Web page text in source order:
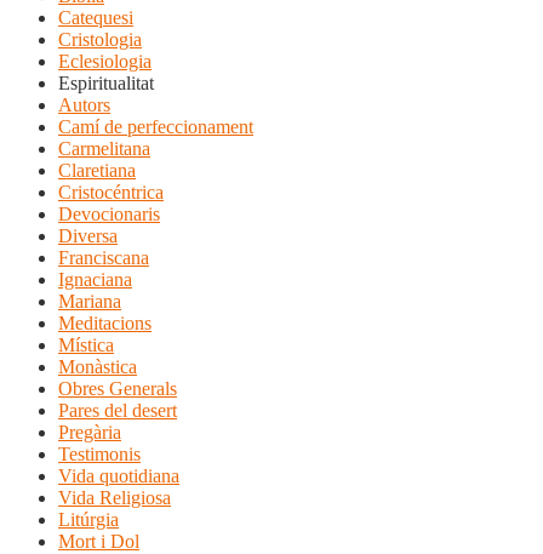
Catequesi
Cristologia
Eclesiologia
Espiritualitat
Autors
Camí de perfeccionament
Carmelitana
Claretiana
Cristocéntrica
Devocionaris
Diversa
Franciscana
Ignaciana
Mariana
Meditacions
Mística
Monàstica
Obres Generals
Pares del desert
Pregària
Testimonis
Vida quotidiana
Vida Religiosa
Litúrgia
Mort i Dol